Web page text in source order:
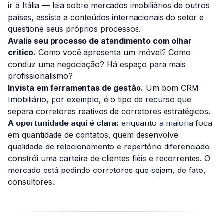
ir à Itália — leia sobre mercados imobiliários de outros
países, assista a conteúdos internacionais do setor e
questione seus próprios processos.
Avalie seu processo de atendimento com olhar
crítico. Como você apresenta um imóvel? Como
conduz uma negociação? Há espaço para mais
profissionalismo?
Invista em ferramentas de gestão. Um bom CRM
Imobiliário, por exemplo, é o tipo de recurso que
separa corretores reativos de corretores estratégicos.
A oportunidade aqui é clara: enquanto a maioria foca
em quantidade de contatos, quem desenvolve
qualidade de relacionamento e repertório diferenciado
constrói uma carteira de clientes fiéis e recorrentes. O
mercado está pedindo corretores que sejam, de fato,
consultores.